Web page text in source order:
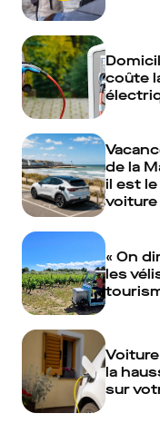
coûte
de la
il est
voiture
« On
les
la
sur